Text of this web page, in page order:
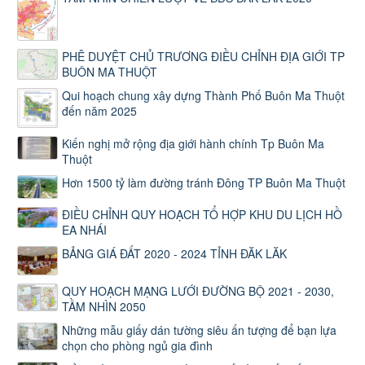
PHÊ DUYỆT CHỦ TRƯƠNG ĐIỀU CHỈNH ĐỊA GIỚI TP
BUÔN MA THUỘT
Qui hoạch chung xây dựng Thành Phố Buôn Ma Thuột
đến năm 2025
Kiến nghị mở rộng địa giới hành chính Tp Buôn Ma
Thuột
Hơn 1500 tỷ làm đường tránh Đông TP Buôn Ma Thuột
ĐIỀU CHỈNH QUY HOẠCH TỔ HỢP KHU DU LỊCH HỒ
EA NHÁI
BẢNG GIÁ ĐẤT 2020 - 2024 TỈNH ĐĂK LĂK
QUY HOẠCH MẠNG LƯỚI ĐƯỜNG BỘ 2021 - 2030,
TẦM NHÌN 2050
Những mẫu giấy dán tường siêu ấn tượng để bạn lựa
chọn cho phòng ngủ gia đình